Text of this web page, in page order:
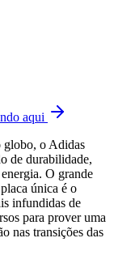
aqui
globo, o Adidas
de durabilidade,
O grande
única é o
infundidas de
para prover uma
nas transições das